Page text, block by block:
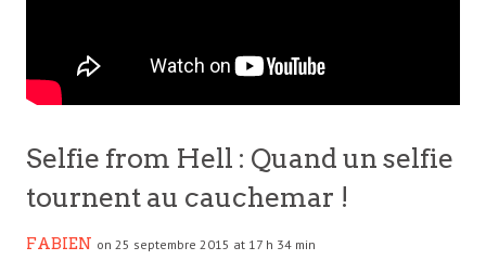
Selfie from Hell : Quand un selfie
tournent au cauchemar !
FABIEN on 25 septembre 2015 at 17 h 34 min